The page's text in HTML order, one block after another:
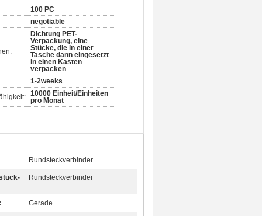
100 PC
negotiable
Dichtung PET-
Verpackung, eine
Stücke, die in einer
Tasche dann eingesetzt
in einen Kasten
verpacken
1-2weeks
10000 Einheit/Einheiten
pro Monat
Rundsteckverbinder
Rundsteckverbinder
Gerade